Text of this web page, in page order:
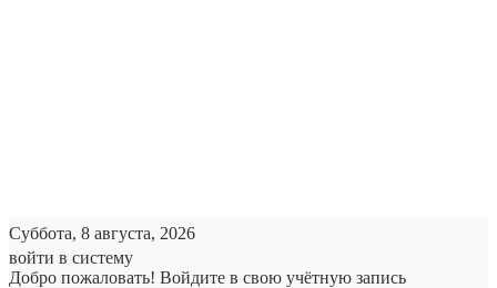
Суббота, 8 августа, 2026
войти в систему
Добро пожаловать! Войдите в свою учётную запись